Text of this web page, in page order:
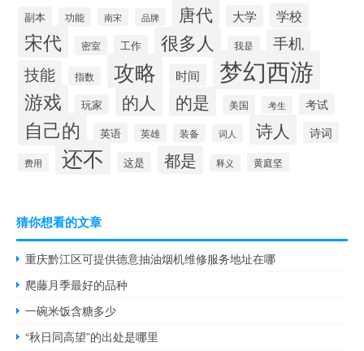
副本 功能 南宋 品牌 唐代 大学 学校
宋代 密室 工作 很多人 我是
手机
技能
指数 攻略 时间 梦幻西游
游戏 玩家 的人 的是 美国 考生 考试
自己的 英语 英雄 装备 词人 诗人 诗词
费用 还不 这是 都是 释义 黄庭坚
猜你想看的文章
重庆黔江区可提供德意抽油烟机维修服务地址在哪
爬藤月季最好的品种
一碗米饭含糖多少
“秋日同高望”的出处是哪里